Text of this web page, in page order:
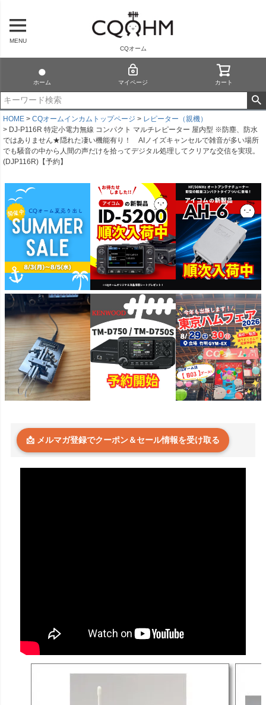
MENU
CQオーム
ホーム マイページ カート
HOME CQオームインカムトップページ
レピーター（親機）
DJ-P116R 特定小電力無線 コンパクト マルチレピーター 屋内型 ※防塵、防水
ではありません★隠れた凄い機能有り！ AIノイズキャンセルで雑音が多い場所
でも騒音の中から人間の声だけを拾ってデジタル処理してクリアな交信を実現。
(DJP116R)【予約】
📩 メルマガ登録でクーポン＆セール情報を受け取る